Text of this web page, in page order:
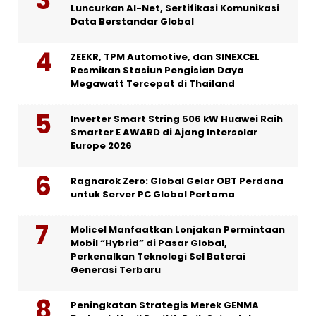
Luncurkan AI-Net, Sertifikasi Komunikasi
Data Berstandar Global
ZEEKR, TPM Automotive, dan SINEXCEL
Resmikan Stasiun Pengisian Daya
Megawatt Tercepat di Thailand
Inverter Smart String 506 kW Huawei Raih
Smarter E AWARD di Ajang Intersolar
Europe 2026
Ragnarok Zero: Global Gelar OBT Perdana
untuk Server PC Global Pertama
Molicel Manfaatkan Lonjakan Permintaan
Mobil “Hybrid” di Pasar Global,
Perkenalkan Teknologi Sel Baterai
Generasi Terbaru
Peningkatan Strategis Merek GENMA